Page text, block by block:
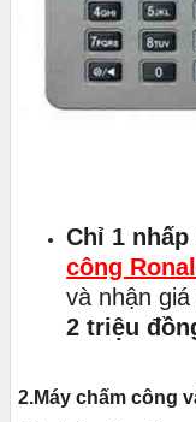
Chỉ 1
công
và nhận
2 triệu
2.Máy chấm công